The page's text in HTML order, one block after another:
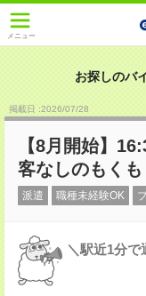
メニュー
お探しのバ
掲載日 :2026/07/28
【8月開始】
客なしのもく
派遣 職種未経験OK
＼駅近1分で